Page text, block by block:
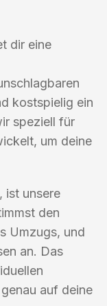
dir eine
kostspielig ein
speziell für
um deine
ist unsere
den
Umzugs, und
an. Das
auf deine